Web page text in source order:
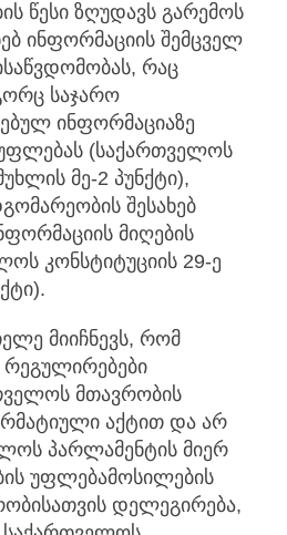
წესი ზღუდავს გარემოს
ინფორმაციის შემცველ
რაც
საჯარო
ინფორმაციაზე
(საქართველოს
მე-2 პუნქტი),
შესახებ
მიღების
კონსტიტუციის 29-ე
მიიჩნევს, რომ
მთავრობის
აქტით და არ
პარლამენტის მიერ
უფლებამოსილების
დელეგირება,